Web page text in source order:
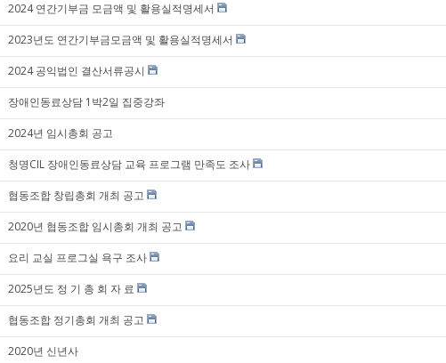
2024 연간기부금 모금액 및 활용실적명세서
2023년도 연간기부금모금액 및 활용실적명세서
2024 공익법인 결산서류공시
장애인동료상담 1박2일 집중강좌
2024년 임시총회 공고
청명CIL 장애인동료상담 교육 프로그램 만족도 조사
협동조합 창립총회 개최 공고
2020년 협동조합 임시총회 개최 공고
요리 교실 프로그실 욕구 조사
2025년도 정 기 총 회 자 료
협동조합 정기총회 개최 공고
2020년 신년사